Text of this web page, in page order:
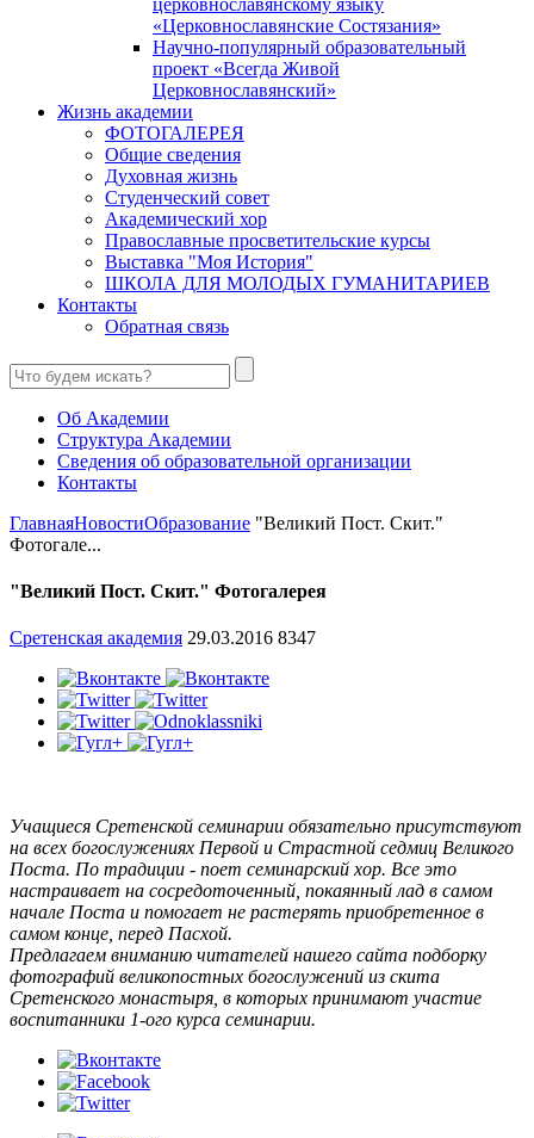
«Церковнославянские Состязания»
Научно-популярный образовательный
проект «Всегда Живой
Церковнославянский»
Жизнь академии
ФОТОГАЛЕРЕЯ
Общие сведения
Духовная жизнь
Студенческий совет
Академический хор
Православные просветительские курсы
Выставка "Моя История"
ШКОЛА ДЛЯ МОЛОДЫХ ГУМАНИТАРИЕВ
Контакты
Обратная связь
Об Академии
Структура Академии
Сведения об образовательной организации
Контакты
ГлавнаяНовостиОбразование "Великий Пост. Скит."
Фотогале...
"Великий Пост. Скит." Фотогалерея
Сретенская академия 29.03.2016 8347
Учащиеся Сретенской семинарии обязательно присутствуют
на всех богослужениях Первой и Страстной седмиц Великого
Поста. По традиции - поет семинарский хор. Все это
настраивает на сосредоточенный, покаянный лад в самом
начале Поста и помогает не растерять приобретенное в
самом конце, перед Пасхой.
Предлагаем вниманию читателей нашего сайта подборку
фотографий великопостных богослужений из скита
Сретенского монастыря, в которых принимают участие
воспитанники 1-ого курса семинарии.